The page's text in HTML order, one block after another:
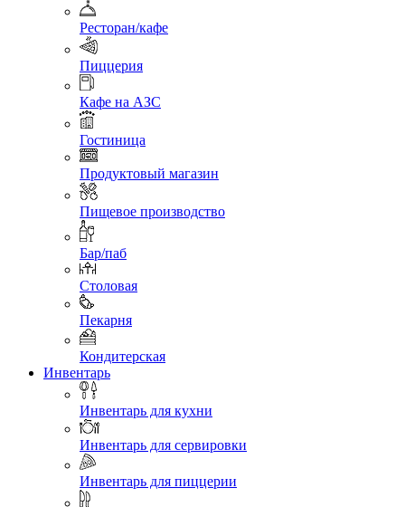
Ресторан/кафе
Пиццерия
Кафе на АЗС
Гостиница
Продуктовый магазин
Пищевое производство
Бар/паб
Столовая
Пекарня
Кондитерская
Инвентарь
Инвентарь для кухни
Инвентарь для сервировки
Инвентарь для пиццерии